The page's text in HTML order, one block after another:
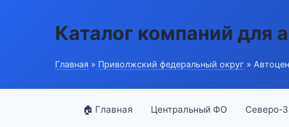
Каталог компаний для
Главная » Приволжский федеральный округ »
🏠 Главная Центральный ФО Северо-